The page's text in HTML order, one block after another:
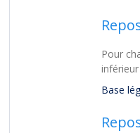
Pour
Base